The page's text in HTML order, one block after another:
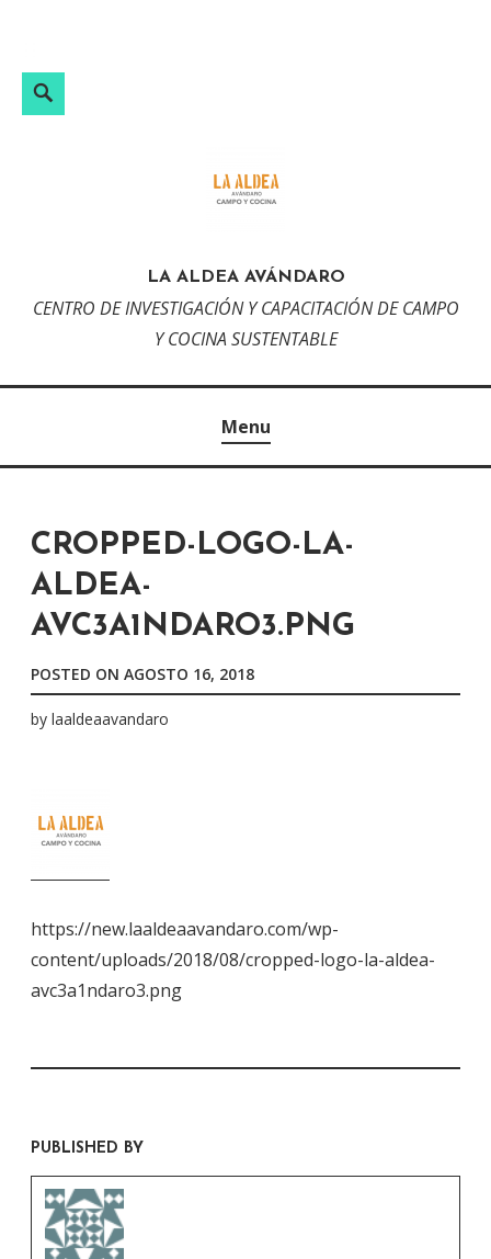
content
Search
LA ALDEA AVÁNDARO
CENTRO DE INVESTIGACIÓN Y CAPACITACIÓN DE CAMPO
Y COCINA SUSTENTABLE
Menu
CROPPED-LOGO-LA-
ALDEA-
AVC3A1NDARO3.PNG
POSTED ON AGOSTO 16, 2018
by laaldeaavandaro
https://new.laaldeaavandaro.com/wp-
content/uploads/2018/08/cropped-logo-la-aldea-
avc3a1ndaro3.png
PUBLISHED BY